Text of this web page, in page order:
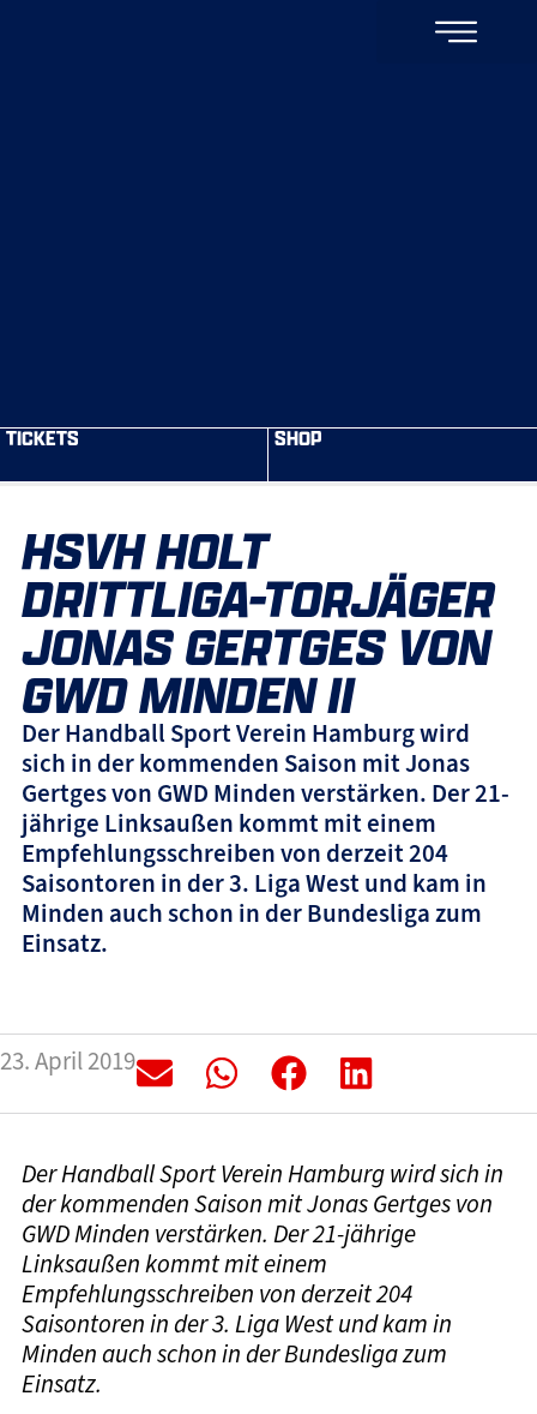
TICKETS SHOP
HSVH HOLT
DRITTLIGA-TORJÄGER
JONAS GERTGES VON
GWD MINDEN II
Der Handball Sport Verein Hamburg wird
sich in der kommenden Saison mit Jonas
Gertges von GWD Minden verstärken. Der 21-
jährige Linksaußen kommt mit einem
Empfehlungsschreiben von derzeit 204
Saisontoren in der 3. Liga West und kam in
Minden auch schon in der Bundesliga zum
Einsatz.
23. April 2019
Der Handball Sport Verein Hamburg wird sich in
der kommenden Saison mit Jonas Gertges von
GWD Minden verstärken. Der 21-jährige
Linksaußen kommt mit einem
Empfehlungsschreiben von derzeit 204
Saisontoren in der 3. Liga West und kam in
Minden auch schon in der Bundesliga zum
Einsatz.